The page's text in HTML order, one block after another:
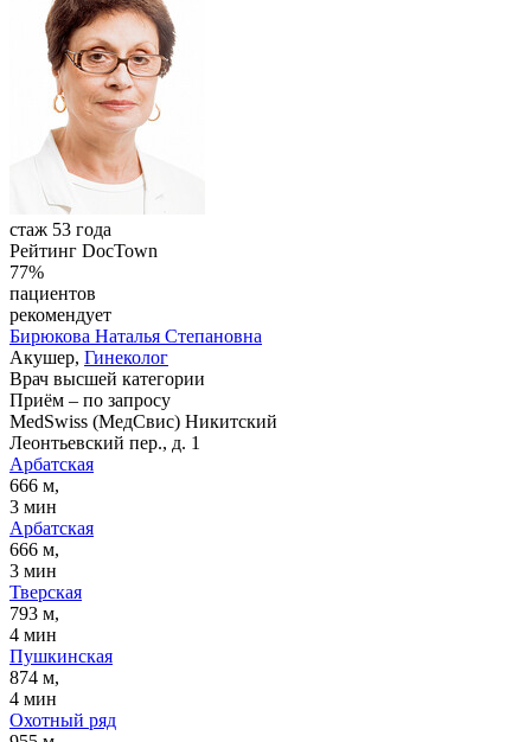
стаж 53 года
Рейтинг DocTown
77%
пациентов
рекомендует
Бирюкова Наталья Степановна
Акушер, Гинеколог
Врач высшей категории
Приём – по запросу
MedSwiss (МедСвис) Никитский
Леонтьевский пер., д. 1
Арбатская
666 м,
3 мин
Арбатская
666 м,
3 мин
Тверская
793 м,
4 мин
Пушкинская
874 м,
4 мин
Охотный ряд